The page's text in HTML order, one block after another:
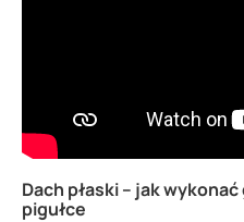
Dach płaski – jak
pigułce